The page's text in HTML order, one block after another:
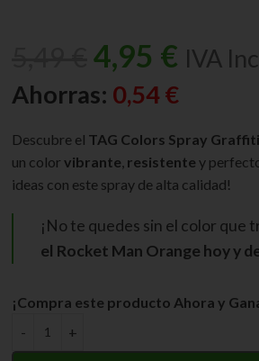
4,95 € IVA
Ahorras: 0,54€
Descubre el TAG Colors Spray
un color vibrante resistente y
ideas con este spray de alta calidad!
¡No te quedes sin el color que
el Rocket Man Orange hoy y
¡Compra este producto Ahora y